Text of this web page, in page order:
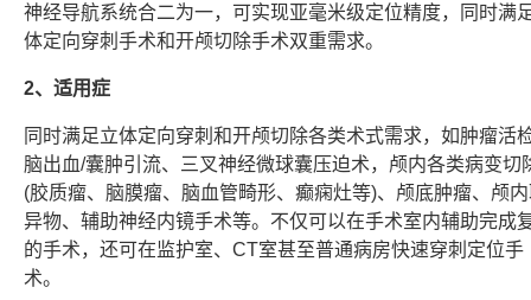
神经导航系统合二为一，可实现亚毫米级定位精度，同时满
体定向穿刺手术和开颅切除手术双重需求。
2、适用症
同时满足立体定向穿刺和开颅切除各类术式需求，如肿瘤活
脑出血/囊肿引流、三叉神经微球囊压迫术，颅内各类病变切
(胶质瘤、脑膜瘤、脑血管畸形、癫痫灶等)、颅底肿瘤、颅
异物、辅助神经内镜手术等。不仅可以在手术室内辅助完成
的手术，还可在监护室、CT室甚至普通病房快速穿刺定位手
术。